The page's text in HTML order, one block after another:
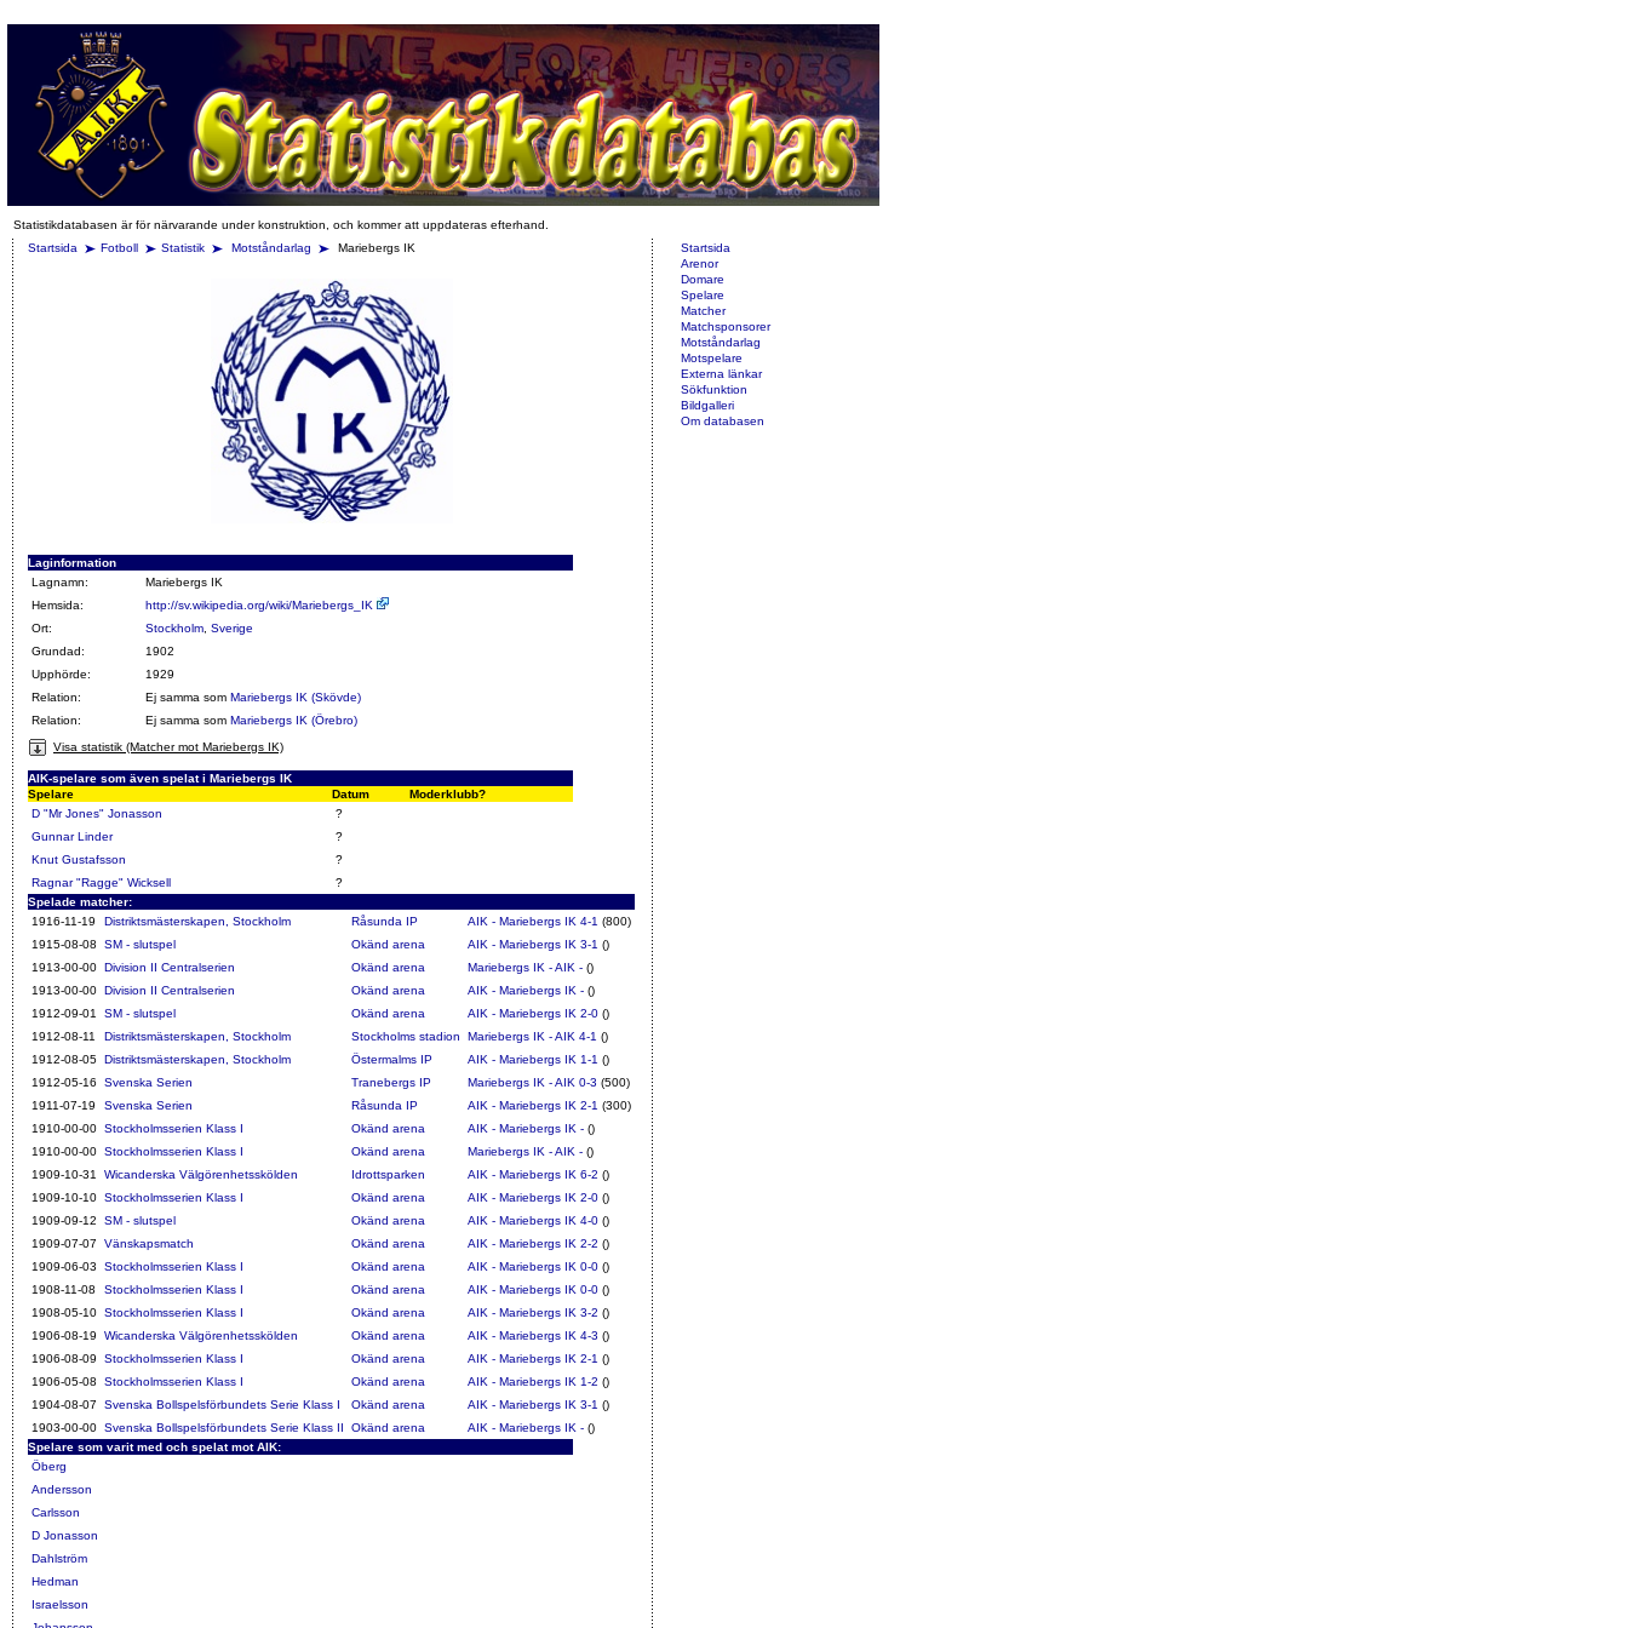
Statistikdatabasen är för närvarande under konstruktion, och kommer att uppdateras efterhand.
Startsida
Fotboll Statistik Motståndarlag Mariebergs IK
Laginformation
Lagnamn:
Mariebergs IK
Hemsida:
http://sv.wikipedia.org/wiki/Mariebergs_IK
Ort:
Stockholm Sverige
Grundad:
1902
Upphörde:
1929
Relation:
Ej samma som Mariebergs IK (Skövde)
Relation:
Ej samma som Mariebergs IK (Örebro)
Visa statistik (Matcher mot Mariebergs IK)
AIK-spelare som även spelat i Mariebergs IK
Spelare
Datum
Moderklubb?
D "Mr Jones" Jonasson
?
Gunnar Linder
?
Knut Gustafsson
?
Ragnar "Ragge" Wicksell
?
Spelade matcher:
1916-11-19
Distriktsmästerskapen, Stockholm Råsunda IP AIK - Mariebergs IK 4-1 (800)
1915-08-08
SM - slutspel Okänd arena AIK - Mariebergs IK 3-1 ()
1913-00-00 Division II Centralserien Okänd arena Mariebergs IK - AIK - ()
1913-00-00 Division II Centralserien Okänd arena AIK - Mariebergs IK - ()
1912-09-01
SM - slutspel Okänd arena AIK - Mariebergs IK 2-0 ()
1912-08-11
Distriktsmästerskapen, Stockholm Stockholms stadion Mariebergs IK - AIK 4-1 ()
1912-08-05 Distriktsmästerskapen, Stockholm Östermalms IP AIK - Mariebergs IK 1-1 ()
1912-05-16
Svenska Serien Tranebergs IP Mariebergs IK - AIK 0-3 (500)
1911-07-19
Svenska Serien Råsunda IP AIK - Mariebergs IK 2-1 (300)
1910-00-00 Stockholmsserien Klass I Okänd arena AIK - Mariebergs IK - ()
1910-00-00 Stockholmsserien Klass I Okänd arena Mariebergs IK - AIK - ()
1909-10-31
Wicanderska Välgörenhetsskölden Idrottsparken AIK - Mariebergs IK 6-2 ()
1909-10-10 Stockholmsserien Klass I Okänd arena AIK - Mariebergs IK 2-0 ()
1909-09-12
SM - slutspel Okänd arena AIK - Mariebergs IK 4-0 ()
1909-07-07
Vänskapsmatch Okänd arena AIK - Mariebergs IK 2-2 ()
1909-06-03
Stockholmsserien Klass I Okänd arena AIK - Mariebergs IK 0-0 ()
1908-11-08
Stockholmsserien Klass I Okänd arena AIK - Mariebergs IK 0-0 ()
1908-05-10 Stockholmsserien Klass I Okänd arena AIK - Mariebergs IK 3-2 ()
1906-08-19
Wicanderska Välgörenhetsskölden Okänd arena AIK - Mariebergs IK 4-3 ()
1906-08-09
Stockholmsserien Klass I Okänd arena AIK - Mariebergs IK 2-1 ()
1906-05-08
Stockholmsserien Klass I Okänd arena AIK - Mariebergs IK 1-2 ()
1904-08-07
Svenska Bollspelsförbundets Serie Klass I Okänd arena AIK - Mariebergs IK 3-1 ()
1903-00-00 Svenska Bollspelsförbundets Serie Klass II Okänd arena AIK - Mariebergs IK - ()
Spelare som varit med och spelat mot AIK:
Öberg
Andersson
Carlsson
D Jonasson
Dahlström
Hedman
Israelsson
Startsida
Arenor
Domare
Spelare
Matcher
Matchsponsorer
Motståndarlag
Motspelare
Externa länkar
Sökfunktion
Bildgalleri
Om databasen